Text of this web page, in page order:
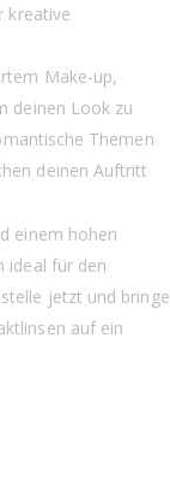
kreative
Make-up,
deinen Look zu
Themen
deinen Auftritt
einem hohen
ideal für den
jetzt und bringe
auf ein